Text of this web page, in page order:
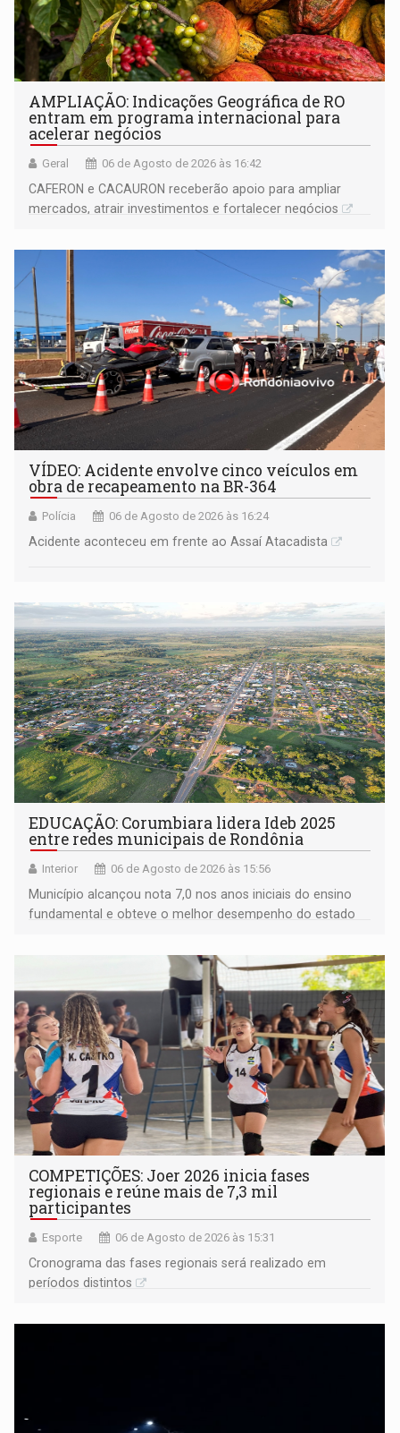
AMPLIAÇÃO: Indicações Geográfica de RO
entram em programa internacional para
acelerar negócios
Geral 06 de Agosto de 2026 às 16:42
CAFERON e CACAURON receberão apoio para ampliar
mercados, atrair investimentos e fortalecer negócios
VÍDEO: Acidente envolve cinco veículos em
obra de recapeamento na BR-364
Polícia 06 de Agosto de 2026 às 16:24
Acidente aconteceu em frente ao Assaí Atacadista
EDUCAÇÃO: Corumbiara lidera Ideb 2025
entre redes municipais de Rondônia
Interior 06 de Agosto de 2026 às 15:56
Município alcançou nota 7,0 nos anos iniciais do ensino
fundamental e obteve o melhor desempenho do estado
COMPETIÇÕES: Joer 2026 inicia fases
regionais e reúne mais de 7,3 mil
participantes
Esporte 06 de Agosto de 2026 às 15:31
Cronograma das fases regionais será realizado em
períodos distintos